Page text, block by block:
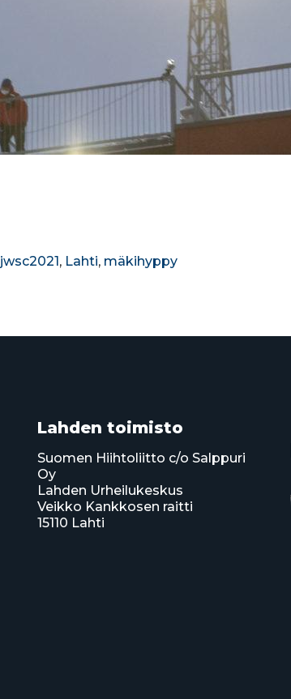
jwsc2021, Lahti, mäkihyppy
Lahden toimisto
Suomen Hiihtoliitto c/o Salppuri
Oy
Lahden Urheilukeskus
Veikko Kankkosen raitti
15110 Lahti